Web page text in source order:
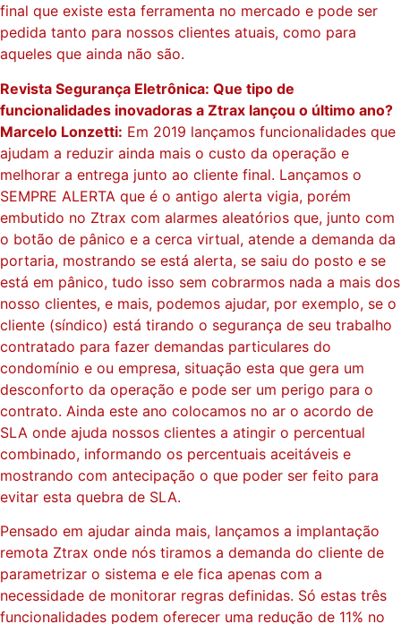
final que existe esta ferramenta no mercado e pode ser
pedida tanto para nossos clientes atuais, como para
aqueles que ainda não são.
Revista Segurança Eletrônica: Que tipo de
funcionalidades inovadoras a Ztrax lançou o último ano?
Marcelo Lonzetti: Em 2019 lançamos funcionalidades que
ajudam a reduzir ainda mais o custo da operação e
melhorar a entrega junto ao cliente final. Lançamos o
SEMPRE ALERTA que é o antigo alerta vigia, porém
embutido no Ztrax com alarmes aleatórios que, junto com
o botão de pânico e a cerca virtual, atende a demanda da
portaria, mostrando se está alerta, se saiu do posto e se
está em pânico, tudo isso sem cobrarmos nada a mais dos
nosso clientes, e mais, podemos ajudar, por exemplo, se o
cliente (síndico) está tirando o segurança de seu trabalho
contratado para fazer demandas particulares do
condomínio e ou empresa, situação esta que gera um
desconforto da operação e pode ser um perigo para o
contrato. Ainda este ano colocamos no ar o acordo de
SLA onde ajuda nossos clientes a atingir o percentual
combinado, informando os percentuais aceitáveis e
mostrando com antecipação o que poder ser feito para
evitar esta quebra de SLA.
Pensado em ajudar ainda mais, lançamos a implantação
remota Ztrax onde nós tiramos a demanda do cliente de
parametrizar o sistema e ele fica apenas com a
necessidade de monitorar regras definidas. Só estas três
funcionalidades podem oferecer uma redução de 11% no